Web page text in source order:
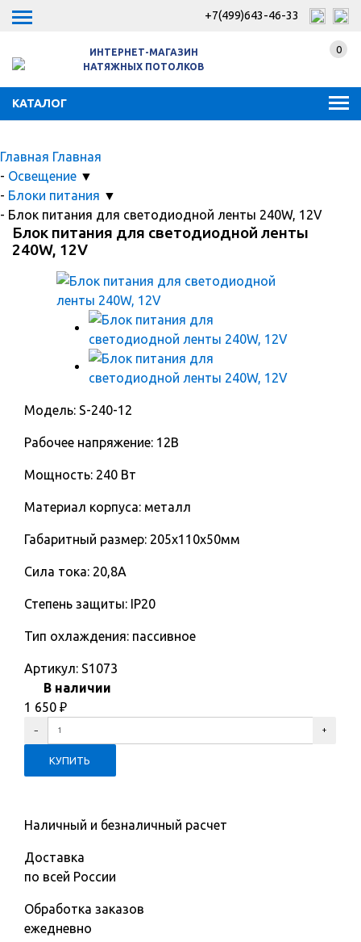
+7(499)643-46-33
ИНТЕРНЕТ-МАГАЗИН
НАТЯЖНЫХ ПОТОЛКОВ
КАТАЛОГ
0
Главная Главная
- Освещение ▼
- Блоки питания ▼
- Блок питания для светодиодной ленты 240W, 12V
Блок питания для светодиодной ленты
240W, 12V
Модель: S-240-12
Рабочее напряжение: 12В
Мощность: 240 Вт
Материал корпуса: металл
Габаритный размер: 205х110х50мм
Сила тока: 20,8A
Степень защиты: IP20
Тип охлаждения: пассивное
Артикул: S1073
В наличии
1 650 ₽
Наличный и безналичный расчет
Доставка
по всей России
Обработка заказов
ежедневно